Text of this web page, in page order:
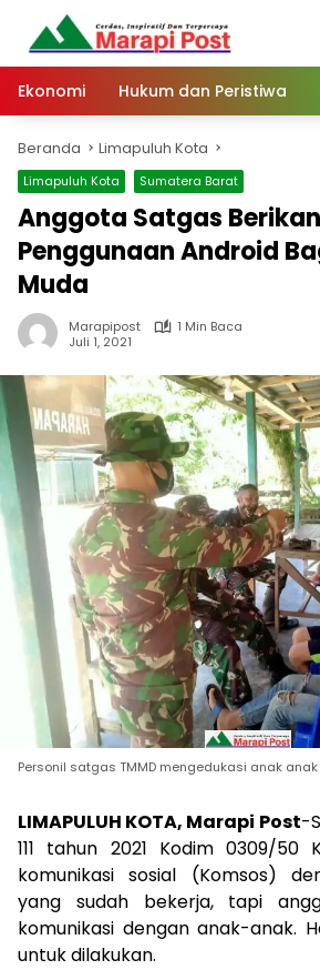
Langsung
konten
Ekonomi
Hukum dan Peristiwa
Beranda Limapuluh Kota
Limapuluh Kota Sumatera Barat
Anggota Satgas
Penggunaan Android
Muda
Marapipost
1 Min Baca
Juli 1, 2021
Personil satgas TMMD mengedukasi anak
LIMAPULUH KOTA, Marapi Post-
111 tahun 2021 Kodim 0309/50
komunikasi sosial (Komsos)
yang sudah bekerja, tapi
komunikasi dengan anak-anak.
untuk dilakukan.